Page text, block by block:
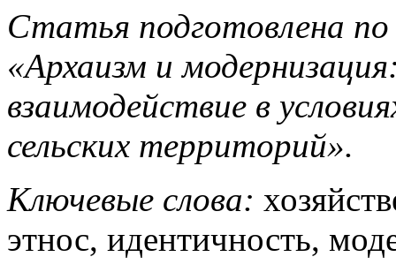
Статья подготовлена
«Архаизм и
взаимодействие в
сельских территорий».
Ключевые слова:
этнос, идентичность,